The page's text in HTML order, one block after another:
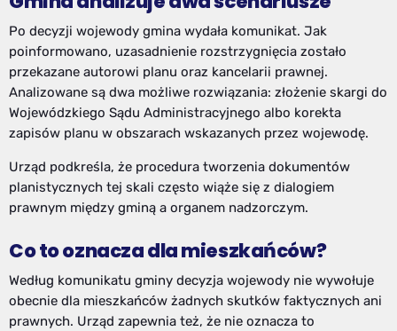
Po decyzji wojewody gmina wydała komunikat. Jak
poinformowano, uzasadnienie rozstrzygnięcia zostało
przekazane autorowi planu oraz kancelarii prawnej.
Analizowane są dwa możliwe rozwiązania: złożenie skargi do
Wojewódzkiego Sądu Administracyjnego albo korekta
zapisów planu w obszarach wskazanych przez wojewodę.
Urząd podkreśla, że procedura tworzenia dokumentów
planistycznych tej skali często wiąże się z dialogiem
prawnym między gminą a organem nadzorczym.
Co to oznacza dla mieszkańców?
Według komunikatu gminy decyzja wojewody nie wywołuje
obecnie dla mieszkańców żadnych skutków faktycznych ani
prawnych. Urząd zapewnia też, że nie oznacza to